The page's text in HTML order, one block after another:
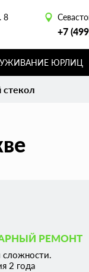
8
+7
ЮРЛИЦ
РЕМОНТ
2 года